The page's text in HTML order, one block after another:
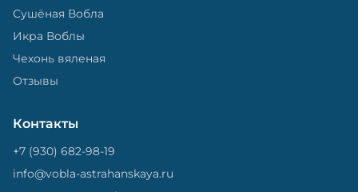
Сушёная Вобла
Икра Воблы
Чехонь вяленая
Отзывы
Контакты
+7 (930) 682-98-19
info@vobla-astrahanskaya.ru